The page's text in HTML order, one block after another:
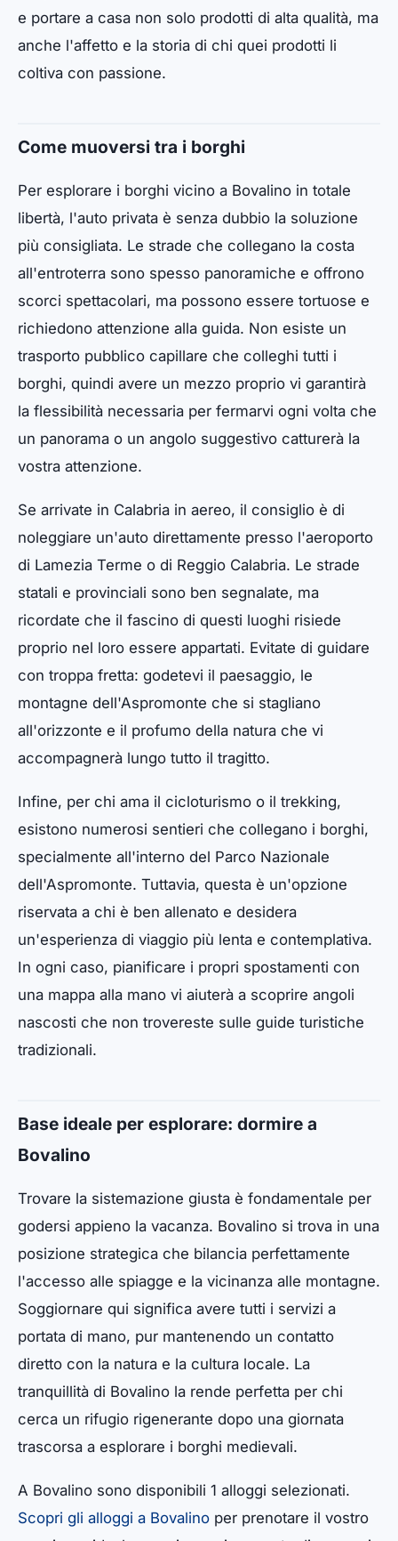
e portare a casa non solo prodotti di alta qualità, ma
anche l'affetto e la storia di chi quei prodotti li
coltiva con passione.
Come muoversi tra i borghi
Per esplorare i borghi vicino a Bovalino in totale
libertà, l'auto privata è senza dubbio la soluzione
più consigliata. Le strade che collegano la costa
all'entroterra sono spesso panoramiche e offrono
scorci spettacolari, ma possono essere tortuose e
richiedono attenzione alla guida. Non esiste un
trasporto pubblico capillare che colleghi tutti i
borghi, quindi avere un mezzo proprio vi garantirà
la flessibilità necessaria per fermarvi ogni volta che
un panorama o un angolo suggestivo catturerà la
vostra attenzione.
Se arrivate in Calabria in aereo, il consiglio è di
noleggiare un'auto direttamente presso l'aeroporto
di Lamezia Terme o di Reggio Calabria. Le strade
statali e provinciali sono ben segnalate, ma
ricordate che il fascino di questi luoghi risiede
proprio nel loro essere appartati. Evitate di guidare
con troppa fretta: godetevi il paesaggio, le
montagne dell'Aspromonte che si stagliano
all'orizzonte e il profumo della natura che vi
accompagnerà lungo tutto il tragitto.
Infine, per chi ama il cicloturismo o il trekking,
esistono numerosi sentieri che collegano i borghi,
specialmente all'interno del Parco Nazionale
dell'Aspromonte. Tuttavia, questa è un'opzione
riservata a chi è ben allenato e desidera
un'esperienza di viaggio più lenta e contemplativa.
In ogni caso, pianificare i propri spostamenti con
una mappa alla mano vi aiuterà a scoprire angoli
nascosti che non trovereste sulle guide turistiche
tradizionali.
Base ideale per esplorare: dormire a
Bovalino
Trovare la sistemazione giusta è fondamentale per
godersi appieno la vacanza. Bovalino si trova in una
posizione strategica che bilancia perfettamente
l'accesso alle spiagge e la vicinanza alle montagne.
Soggiornare qui significa avere tutti i servizi a
portata di mano, pur mantenendo un contatto
diretto con la natura e la cultura locale. La
tranquillità di Bovalino la rende perfetta per chi
cerca un rifugio rigenerante dopo una giornata
trascorsa a esplorare i borghi medievali.
A Bovalino sono disponibili 1 alloggi selezionati.
Scopri gli alloggi a Bovalino per prenotare il vostro